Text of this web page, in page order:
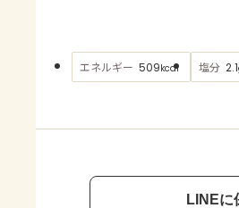
AJINOMOTO PARK とは
エネルギー 509kcal 塩分 2.1
LINEに